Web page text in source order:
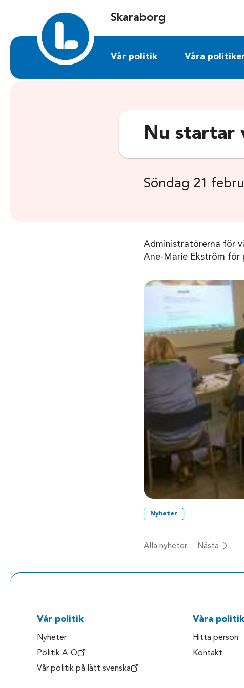
Skaraborg
Vår politik Våra
Nu startar
Söndag 21
Administratörerna för
Ane-Marie Ekström för
Nyheter
Alla nyheter Nästa
Vår politik
Nyheter
Politik A-Ö
Vår politik på lätt svenska
Våra
Hitta person
Kontakt